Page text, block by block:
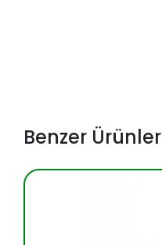
Benzer Ürünler